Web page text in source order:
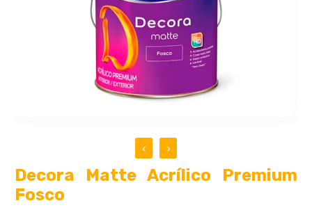
‹ ›
Decora Matte Acrílico Premium
Fosco